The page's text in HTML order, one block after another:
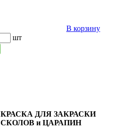
В корзину
шт
КРАСКА ДЛЯ ЗАКРАСКИ
СКОЛОВ и ЦАРАПИН